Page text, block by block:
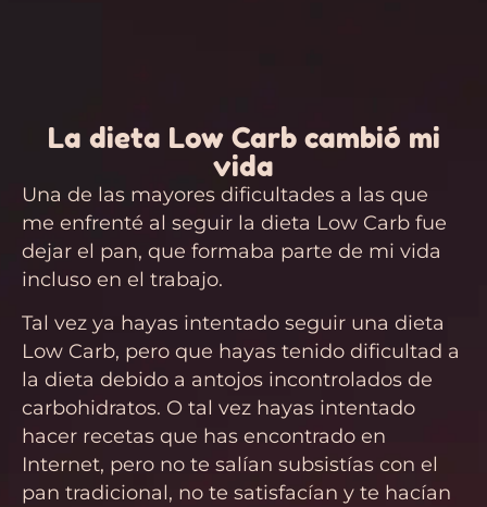
La dieta Low Carb cambió mi
vida
Una de las mayores dificultades a las que
me enfrenté al seguir la dieta Low Carb fue
dejar el pan, que formaba parte de mi vida
incluso en el trabajo.
Tal vez ya hayas intentado seguir una dieta
Low Carb, pero que hayas tenido dificultad a
la dieta debido a antojos incontrolados de
carbohidratos. O tal vez hayas intentado
hacer recetas que has encontrado en
Internet, pero no te salían subsistías con el
pan tradicional, no te satisfacían y te hacían